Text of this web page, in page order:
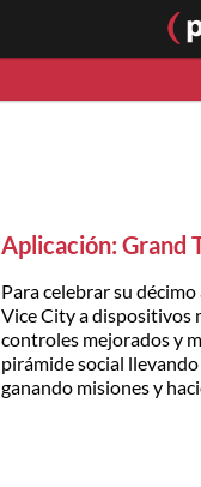
Aplicación: Grand
Para celebrar su
Vice City a dispositivos
controles mejorados y
pirámide social
ganando misiones y